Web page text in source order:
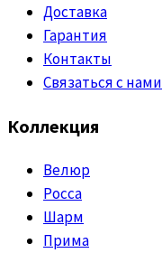
Доставка
Гарантия
Контакты
Связаться с нами
Коллекция
Велюр
Росса
Шарм
Прима